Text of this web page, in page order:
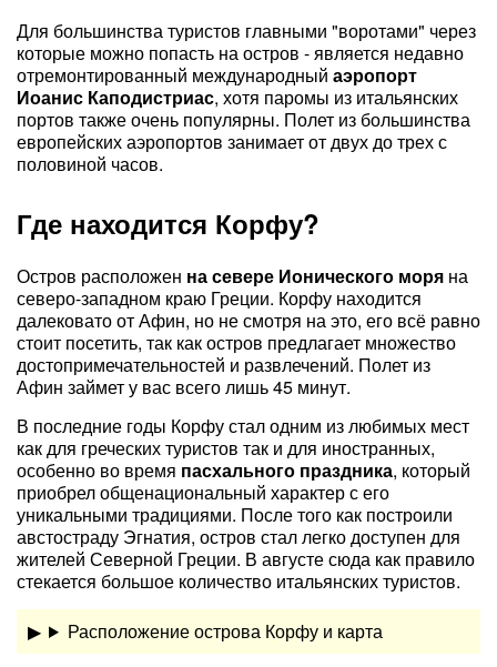
Для большинства туристов главными "воротами" через
которые можно попасть на остров - является недавно
отремонтированный международный аэропорт
Иоанис Каподистриас, хотя паромы из итальянских
портов также очень популярны. Полет из большинства
европейских аэропортов занимает от двух до трех с
половиной часов.
Где находится Корфу?
Остров расположен на севере Ионического моря на
северо-западном краю Греции. Корфу находится
далековато от Афин, но не смотря на это, его всё равно
стоит посетить, так как остров предлагает множество
достопримечательностей и развлечений. Полет из
Афин займет у вас всего лишь 45 минут.
В последние годы Корфу стал одним из любимых мест
как для греческих туристов так и для иностранных,
особенно во время пасхального праздника, который
приобрел общенациональный характер с его
уникальными традициями. После того как построили
австостраду Эгнатия, остров стал легко доступен для
жителей Северной Греции. В августе сюда как правило
стекается большое количество итальянских туристов.
Расположение острова Корфу и карта